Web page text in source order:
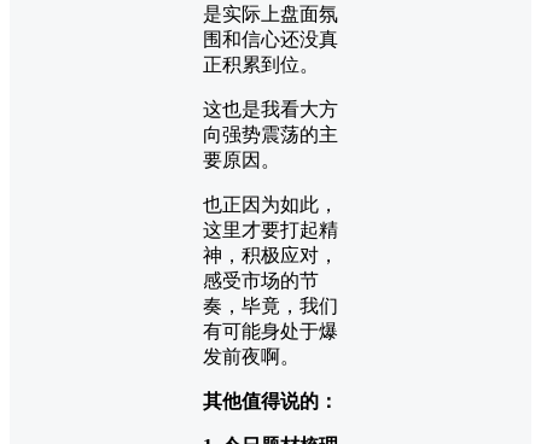
是实际上盘面氛
围和信心还没真
正积累到位。
这也是我看大方
向强势震荡的主
要原因。
也正因为如此，
这里才要打起精
神，积极应对，
感受市场的节
奏，毕竟，我们
有可能身处于爆
发前夜啊。
其他值得说的：